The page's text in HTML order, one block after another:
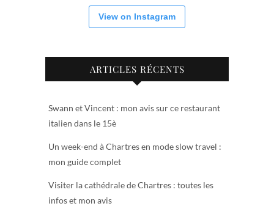
View on Instagram
ARTICLES RÉCENTS
Swann et Vincent : mon avis sur ce restaurant
italien dans le 15è
Un week-end à Chartres en mode slow travel :
mon guide complet
Visiter la cathédrale de Chartres : toutes les
infos et mon avis